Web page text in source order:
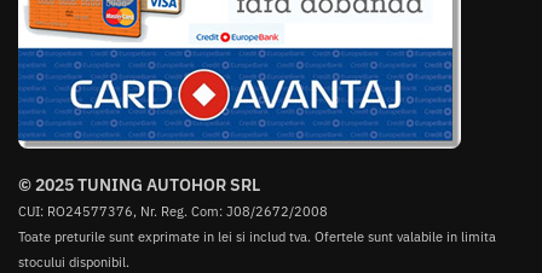
© 2025 TUNING AUTOHOR SRL
CUI: RO24577376, Nr. Reg. Com: J08/2672/2008
Toate preturile sunt exprimate in lei si includ tva. Ofertele sunt valabile in limita
stocului disponibil.